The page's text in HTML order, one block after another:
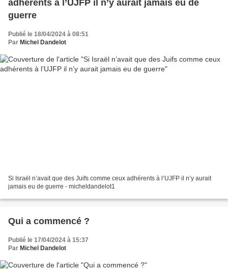
adhérents à l’UJFP il n’y aurait jamais eu de
guerre
Publié le 18/04/2024 à 08:51
Par Michel Dandelot
Si Israël n’avait que des Juifs comme ceux adhérents à l’UJFP il n’y aurait
jamais eu de guerre - micheldandelot1
Qui a commencé ?
Publié le 17/04/2024 à 15:37
Par Michel Dandelot